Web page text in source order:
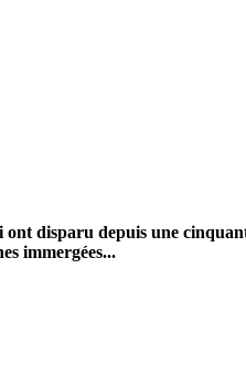
ont disparu depuis une
immergées...